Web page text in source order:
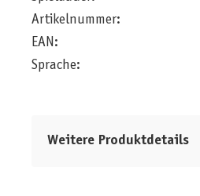
Artikelnummer:
EAN:
Sprache:
Weitere Produktdetails